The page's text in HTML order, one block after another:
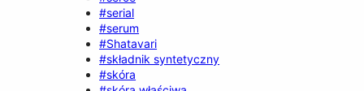
#serial
#serum
#Shatavari
#składnik syntetyczny
#skóra